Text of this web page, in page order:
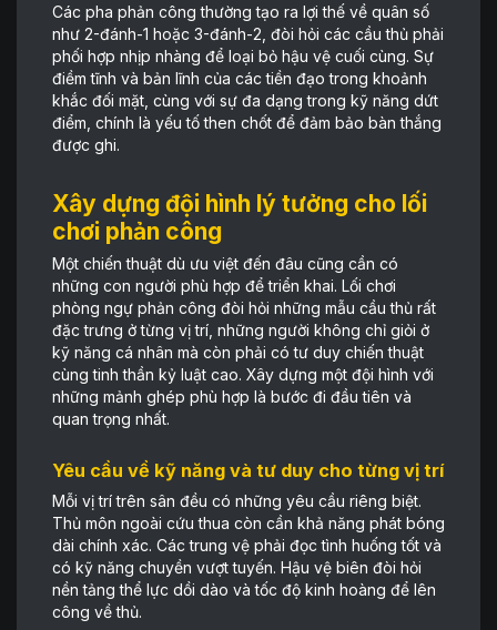
Các pha phản công thường tạo ra lợi thế về quân số
như 2-đánh-1 hoặc 3-đánh-2, đòi hỏi các cầu thủ phải
phối hợp nhịp nhàng để loại bỏ hậu vệ cuối cùng. Sự
điềm tĩnh và bản lĩnh của các tiền đạo trong khoảnh
khắc đối mặt, cùng với sự đa dạng trong kỹ năng dứt
điểm, chính là yếu tố then chốt để đảm bảo bàn thắng
được ghi.
Xây dựng đội hình lý tưởng cho lối
chơi phản công
Một chiến thuật dù ưu việt đến đâu cũng cần có
những con người phù hợp để triển khai. Lối chơi
phòng ngự phản công đòi hỏi những mẫu cầu thủ rất
đặc trưng ở từng vị trí, những người không chỉ giỏi ở
kỹ năng cá nhân mà còn phải có tư duy chiến thuật
cùng tinh thần kỷ luật cao. Xây dựng một đội hình với
những mảnh ghép phù hợp là bước đi đầu tiên và
quan trọng nhất.
Yêu cầu về kỹ năng và tư duy cho từng vị trí
Mỗi vị trí trên sân đều có những yêu cầu riêng biệt.
Thủ môn ngoài cứu thua còn cần khả năng phát bóng
dài chính xác. Các trung vệ phải đọc tình huống tốt và
có kỹ năng chuyền vượt tuyến. Hậu vệ biên đòi hỏi
nền tảng thể lực dồi dào và tốc độ kinh hoàng để lên
công về thủ.